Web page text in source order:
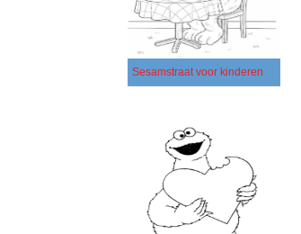
Sesamstraat voor kinderen